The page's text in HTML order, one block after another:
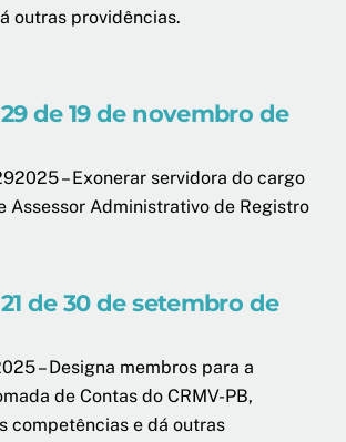
outras providências.
de 19 de novembro de
– Exonerar servidora do cargo
Assessor Administrativo de Registro
de 30 de setembro de
– Designa membros para a
de Contas do CRMV-PB,
competências e dá outras